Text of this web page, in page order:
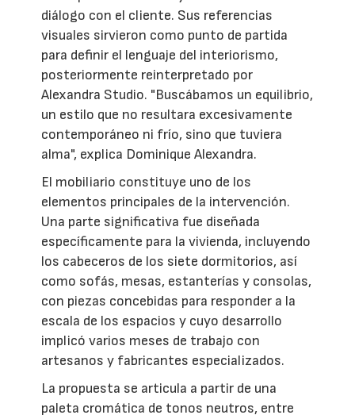
diálogo con el cliente. Sus referencias
visuales sirvieron como punto de partida
para definir el lenguaje del interiorismo,
posteriormente reinterpretado por
Alexandra Studio. "Buscábamos un equilibrio,
un estilo que no resultara excesivamente
contemporáneo ni frío, sino que tuviera
alma", explica Dominique Alexandra.
El mobiliario constituye uno de los
elementos principales de la intervención.
Una parte significativa fue diseñada
específicamente para la vivienda, incluyendo
los cabeceros de los siete dormitorios, así
como sofás, mesas, estanterías y consolas,
con piezas concebidas para responder a la
escala de los espacios y cuyo desarrollo
implicó varios meses de trabajo con
artesanos y fabricantes especializados.
La propuesta se articula a partir de una
paleta cromática de tonos neutros, entre